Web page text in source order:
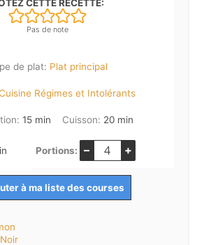
CETTE RECETTE:
Pas de note
de plat: Plat principal
Régimes et Intolérants
15minutes
min Cuisson: 20minutes
min
Portions: – +
à ma liste des courses